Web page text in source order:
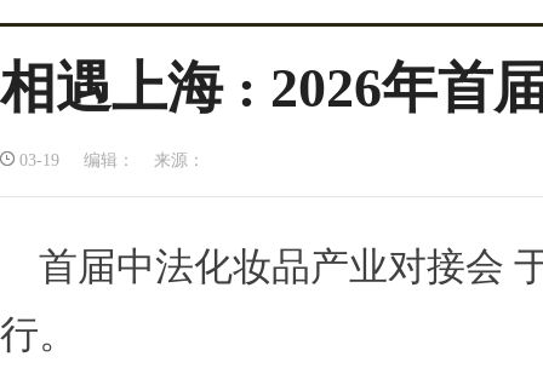
相遇上海 : 2026年首
03-19 编辑： 来源：
首届中法化妆品产业对接会
行。